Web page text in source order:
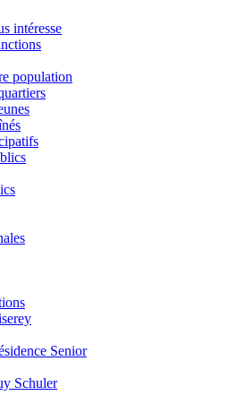
intéresse
population
Senior
Schuler